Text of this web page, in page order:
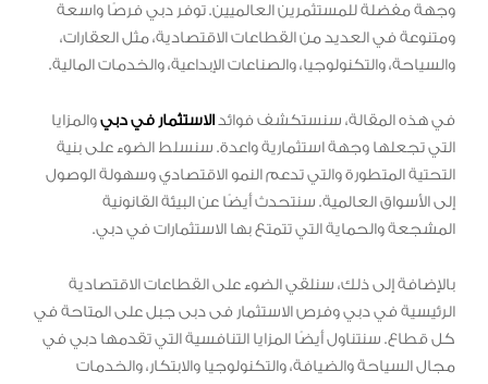
وجهة مفضلة للمستثمرين العالميين. توفر دبي فرصًا واسعة
ومتنوعة في العديد من القطاعات الاقتصادية، مثل العقارات،
والسياحة، والتكنولوجيا، والصناعات الإبداعية، والخدمات المالية.
في هذه المقالة، سنستكشف فوائد الاستثمار في دبيوالمزايا
التي تجعلها وجهة استثمارية واعدة. سنسلط الضوء على بنية
التحتية المتطورة والتي تدعم النمو الاقتصادي وسهولة الوصول
إلى الأسواق العالمية. سنتحدث أيضًا عن البيئة القانونية
المشجعة والحماية التي تتمتع بها الاستثمارات في دبي.
بالإضافة إلى ذلك، سنلقي الضوء على القطاعات الاقتصادية
الرئيسية في دبي وفرص الاستثمار فى دبى جبل على المتاحة في
كل قطاع. سنتناول أيضًا المزايا التنافسية التي تقدمها دبي في
مجال السياحة والضيافة، والتكنولوجيا والابتكار، والخدمات